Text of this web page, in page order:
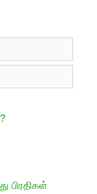
பிரதிகள்